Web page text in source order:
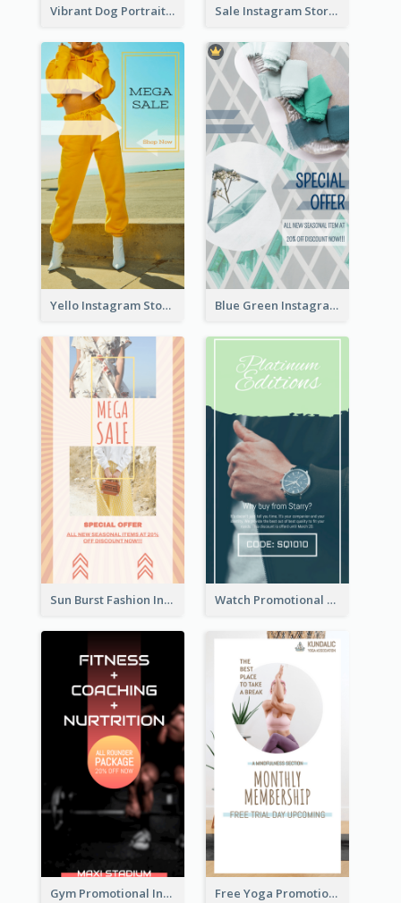
Vibrant Dog Portrait Instagram Story Design Template Sale Instagram Story
Yello Instagram Story Blue Green Instagram Story
Sun Burst Fashion Instagram Story Watch Promotional Display Instagram Story Design
Gym Promotional Instagram Story Design Free Yoga Promotional Day Instagram Story Design